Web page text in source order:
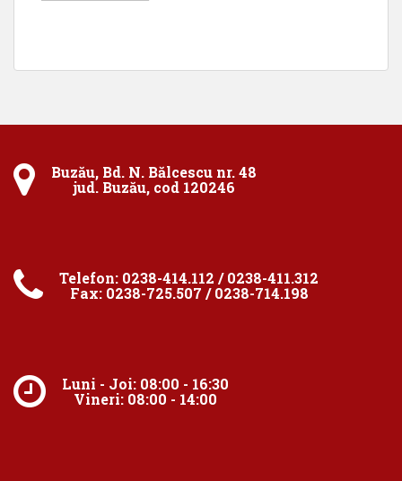
Buzău, Bd. N. Bălcescu nr. 48
jud. Buzău, cod 120246
Telefon: 0238-414.112 / 0238-411.312
Fax: 0238-725.507 / 0238-714.198
Luni - Joi: 08:00 - 16:30
Vineri: 08:00 - 14:00